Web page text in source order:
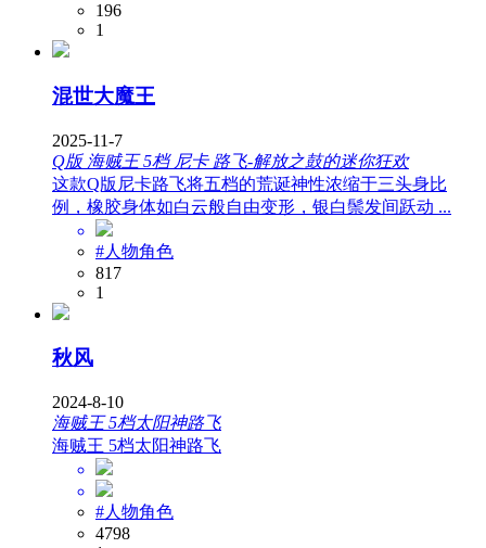
196
1
混世大魔王
2025-11-7
Q版 海贼王 5档 尼卡 路飞-解放之鼓的迷你狂欢
这款Q版尼卡路飞将五档的荒诞神性浓缩于三头身比
例，橡胶身体如白云般自由变形，银白鬃发间跃动 ...
#人物角色
817
1
秋风
2024-8-10
海贼王 5档太阳神路飞
海贼王 5档太阳神路飞
#人物角色
4798